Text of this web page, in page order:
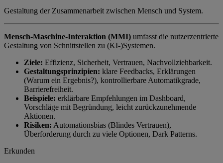
Gestaltung der Zusammenarbeit zwischen Mensch und System.
Mensch-Maschine-Interaktion (MMI) umfasst die nutzerzentrierte
Gestaltung von Schnittstellen zu (KI-)Systemen.
Ziele: Effizienz, Sicherheit, Vertrauen, Nachvollziehbarkeit.
Gestaltungsprinzipien: klare Feedbacks, Erklärungen
(Warum ein Ergebnis?), kontrollierbare Automatikgrade,
Barrierefreiheit.
Beispiele: erklärbare Empfehlungen im Dashboard,
Vorschläge mit Begründung, leicht zurückzunehmende
Aktionen.
Risiken: Automationsbias (Blindes Vertrauen),
Überforderung durch zu viele Optionen, Dark Patterns.
Erkunden